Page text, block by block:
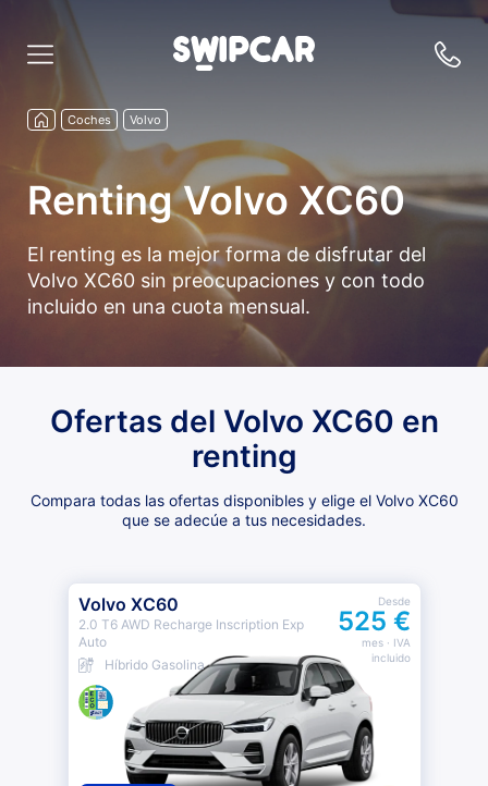
Coches Volvo
Renting Volvo XC60
El renting es la mejor forma de disfrutar del
Volvo XC60 sin preocupaciones y con todo
incluido en una cuota mensual.
Ofertas del Volvo XC60 en
renting
Compara todas las ofertas disponibles y elige el Volvo XC60
que se adecúe a tus necesidades.
Volvo XC60
2.0 T6 AWD Recharge Inscription Exp
Auto
Híbrido Gasolina
Desde
525 €
mes· IVA
incluido